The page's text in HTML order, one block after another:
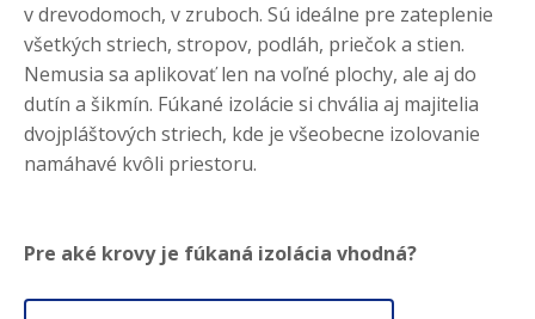
v drevodomoch, v zruboch. Sú ideálne pre zateplenie
všetkých striech, stropov, podláh, priečok a stien.
Nemusia sa aplikovať len na voľné plochy, ale aj do
dutín a šikmín. Fúkané izolácie si chvália aj majitelia
dvojpláštových striech, kde je všeobecne izolovanie
namáhavé kvôli priestoru.
Pre aké krovy je fúkaná izolácia vhodná?